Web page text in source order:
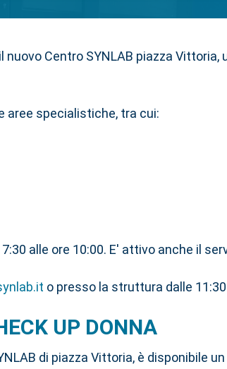
nuovo Centro SYNLAB piazza Vittoria,
aree specialistiche, tra cui:
alle ore 10:00. E' attivo anche il
o presso la struttura dalle
UP DONNA
di piazza Vittoria, è disponibile un